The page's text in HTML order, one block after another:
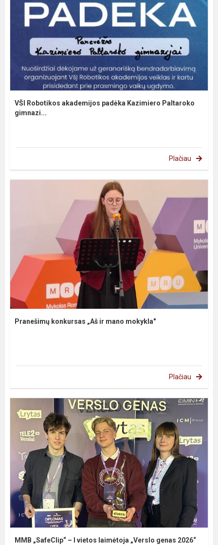
VŠI Robotikos akademijos padėka Kazimiero Paltaroko
gimnazi...
Plačiau
Pranešimų konkursas „Aš ir mano mokykla"
Plačiau
MMB „SafeClip“ – I vietos laimėtoja „Verslo genas 2026“